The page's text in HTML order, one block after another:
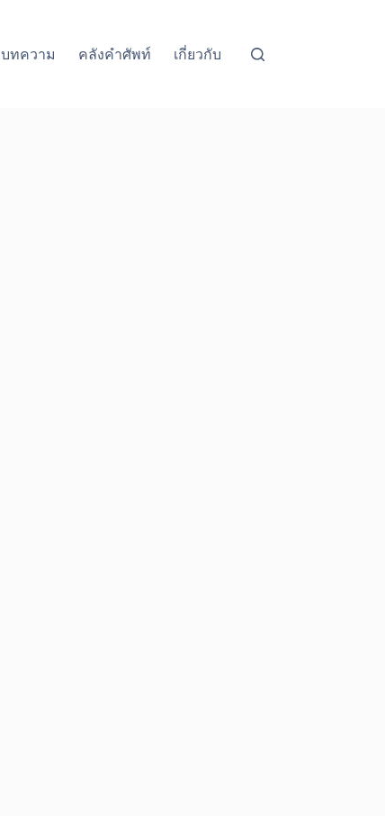
บทความ
คลังคำศัพท์ เกี่ยวกับ